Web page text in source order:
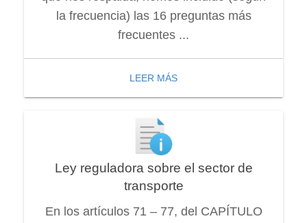
la frecuencia) las 16 preguntas más
frecuentes ...
LEER MÁS
Ley reguladora sobre el sector de
transporte
En los artículos 71 – 77, del CAPÍTULO